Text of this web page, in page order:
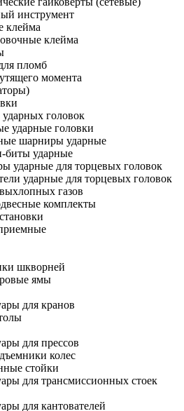
инструмент
клейма
клейма
пломб
момента
головок
ударные головки
шарниры ударные
биты ударные
ударные для торцевых головок
ударные для торцевых головок
газов
комплекты
шкворней
ямы
для кранов
для прессов
колес
стойки
для трансмиссионных стоек
для кантователей